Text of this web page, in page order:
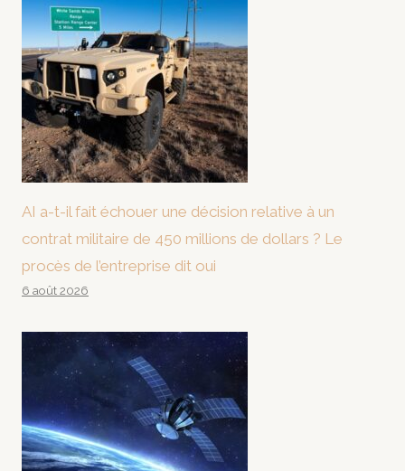
AI a-t-il fait échouer une décision relative à un
contrat militaire de 450 millions de dollars ? Le
procès de l’entreprise dit oui
6 août 2026